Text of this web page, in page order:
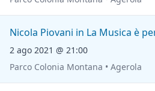
Nicola Piovani in La Musica è
2 ago 2021 @ 21:00
Parco Colonia Montana • Agerola